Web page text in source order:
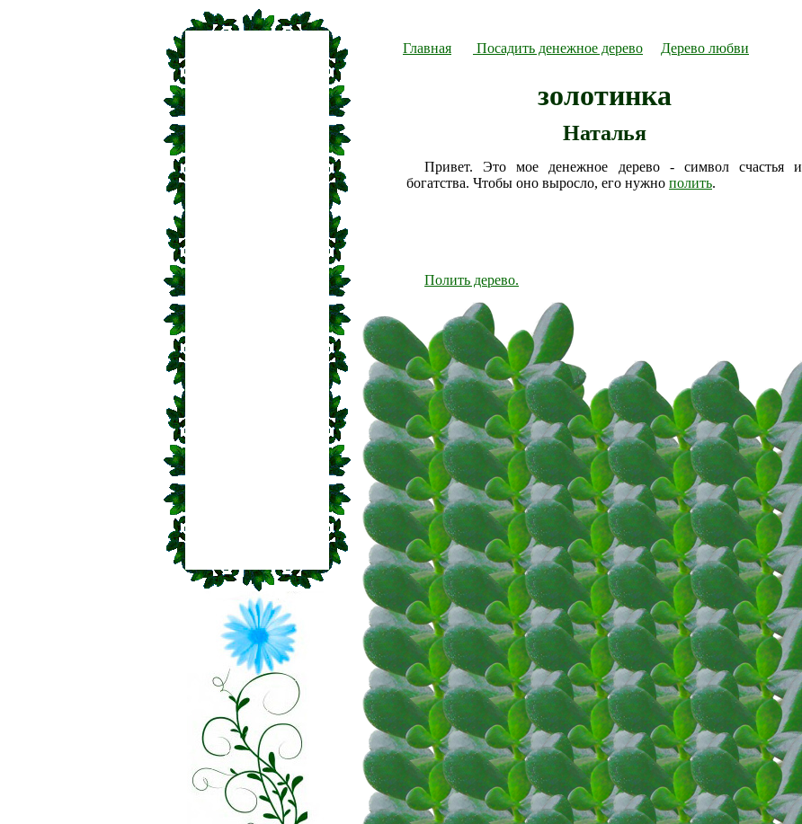
Главная Посадить денежное дерево Дерево любви
золотинка
Наталья
Привет. Это мое денежное дерево - символ счастья и
богатства. Чтобы оно выросло, его нужно полить.
Полить дерево.